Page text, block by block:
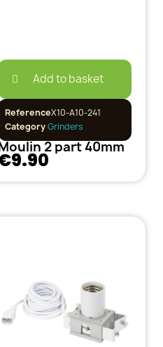
Add to basket
ReferenceX10-A10-241
CategoryGrinders
2 part 40mm